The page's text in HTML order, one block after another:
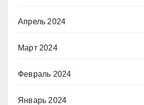
Апрель 2024
Март 2024
Февраль 2024
Январь 2024